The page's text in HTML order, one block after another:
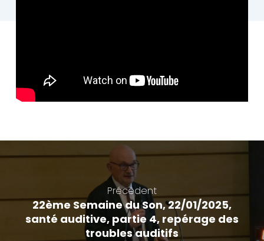
Précédent
22ème Semaine du Son, 22/01/2025,
santé auditive, partie 4, repérage des
troubles auditifs